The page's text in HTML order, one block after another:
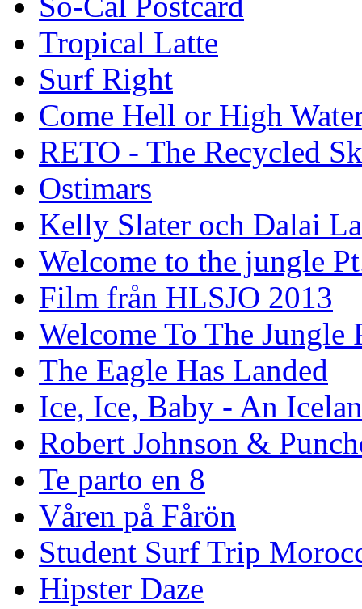
Tropical Latte
Surf Right
Come Hell or High
RETO - The Recycled
Ostimars
Kelly Slater och Dalai
Welcome to the jungle
Film från HLSJO 2013
Welcome To The Jungle
The Eagle Has Landed
Ice, Ice, Baby - An
Robert Johnson &
Te parto en 8
Våren på Fårön
Student Surf Trip
Hipster Daze